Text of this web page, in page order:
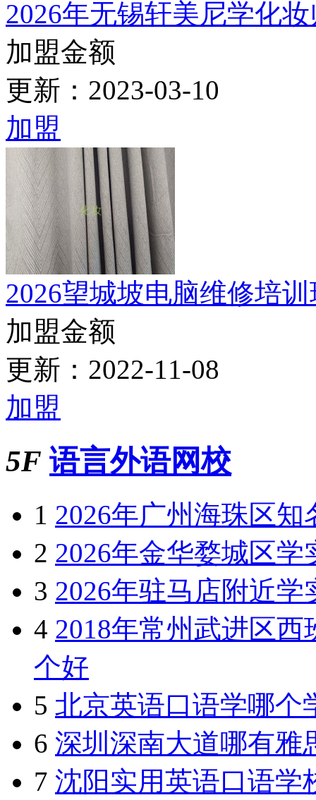
2018年美容师培训深圳
加盟金额
更新：2022-10-30
加盟
2026年无锡轩美尼学化
更新：2023-03-10
加盟
2026望城坡电脑维修培
加盟金额
更新：2022-11-08
加盟